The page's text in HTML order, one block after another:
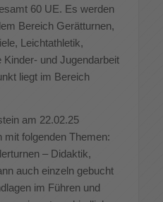
60 UE. Es werden
Bereich Gerätturnen,
Leichtathletik,
und Jugendarbeit
liegt im Bereich
am 22.02.25
mit folgenden Themen:
– Didaktik,
auch einzeln gebucht
im Führen und